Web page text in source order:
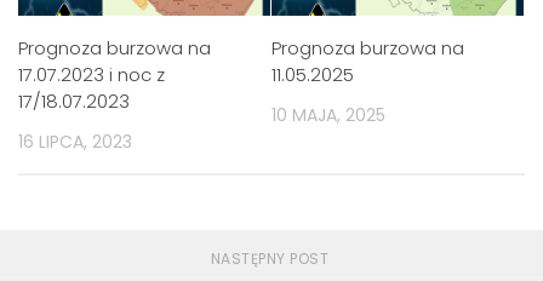
Prognoza burzowa na
17.07.2023 i noc z
17/18.07.2023
16 LIPCA, 2023
Prognoza burzowa na
11.05.2025
10 MAJA, 2025
NASTĘPNY POST